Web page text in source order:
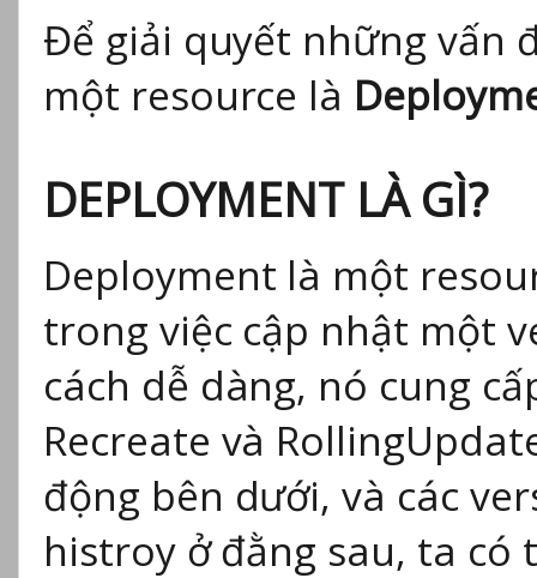
Để giải quyết những vấn
một resource là
DEPLOYMENT LÀ GÌ?
Deployment là một
trong việc cập nhật một
cách dễ dàng, nó cung
Recreate và
động bên dưới, và các
histroy ở đằng sau, ta